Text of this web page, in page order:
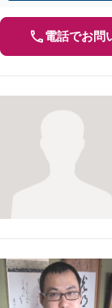
電話でお問